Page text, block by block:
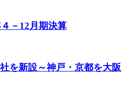
－12月期決算
を新設～神戸・京都を大阪